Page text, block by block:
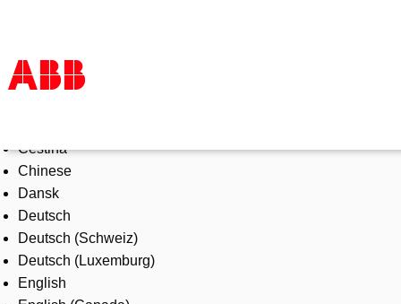
Products & Solutions
Industries
Services
About us
Where to buy
Contact us
Careers
Čeština
Chinese
Dansk
Deutsch
Deutsch (Schweiz)
Deutsch (Luxemburg)
English